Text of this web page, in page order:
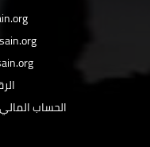
الحساب